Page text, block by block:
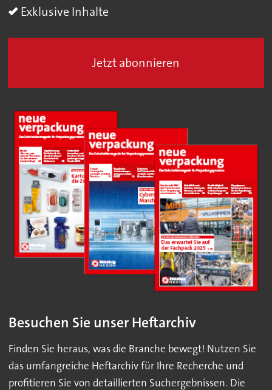
Exklusive Inhalte
Jetzt abonnieren
Besuchen Sie unser Heftarchiv
Finden Sie heraus, was die Branche bewegt! Nutzen Sie
das umfangreiche Heftarchiv für Ihre Recherche und
profitieren Sie von detaillierten Suchergebnissen. Die